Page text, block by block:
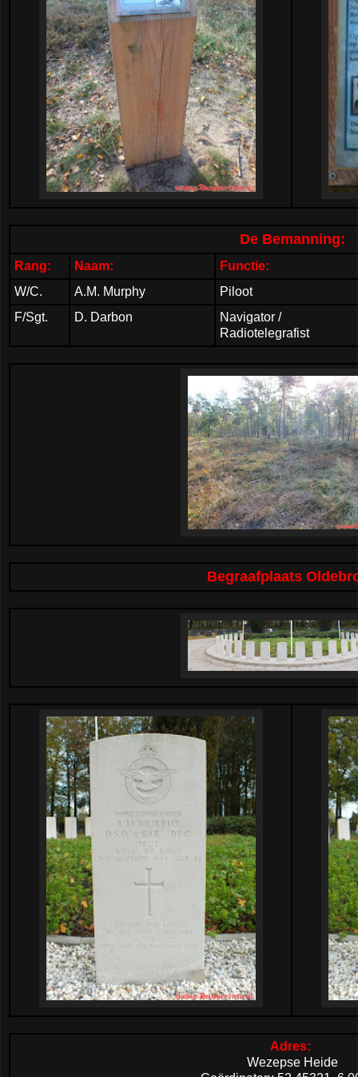
De Bemanning:
Rang: Naam:
Functie:
W/C.
A.M. Murphy
Piloot
F/Sgt.
D. Darbon
Navigator /
Radiotelegrafist
Begraafplaats
Adres:
Wezepse Heide